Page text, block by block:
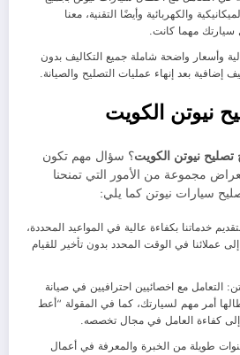
والكهربائية وأيضًا التقنية، معنا
مهما كانت.
وأسعار واضحة شاملة جميع التكاليف بدون
إضافية بعد إنهاء عمليات التصليح والصيانة.
نيوتن الكويت
نيوتن الكويت؟ سؤال مهم تكون
مجموعة من الأمور التي تمنحنا
سيارات نيوتن كما يلي:
خدماتنا بكفاءة عالية في المواعيد المحددة،
عملائنا في الوقت المحدد بدون تأخير للقيام
مع اخصائيين احترافيين في صيانة
أمر مهم لسيارتك، كما في المقولة “أعط
إلى كفاءة العامل في مجال تخصصه.
طويلة من الخبرة والمعرفة في أعمال